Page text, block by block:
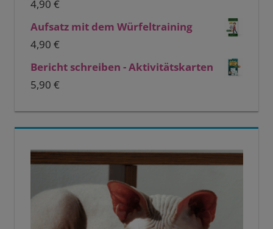
4,90 €
Aufsatz mit dem Würfeltraining
4,90 €
Bericht schreiben - Aktivitätskarten
5,90 €